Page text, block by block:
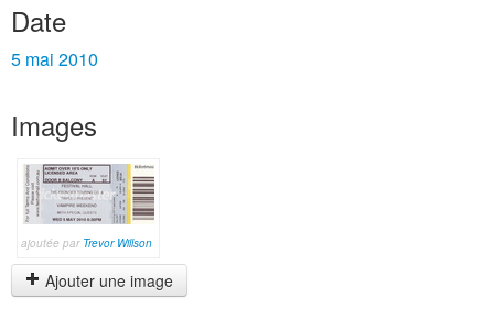
Date
5 mai 2010
Images
ajoutée par Trevor Willson
Ajouter une image